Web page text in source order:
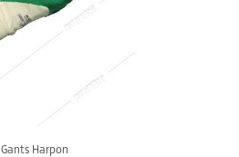
Gants Harpon